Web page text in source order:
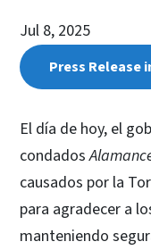
Jul 8, 2025
Press Release
El día de hoy, el
condados
causados por la
para agradecer a
manteniendo